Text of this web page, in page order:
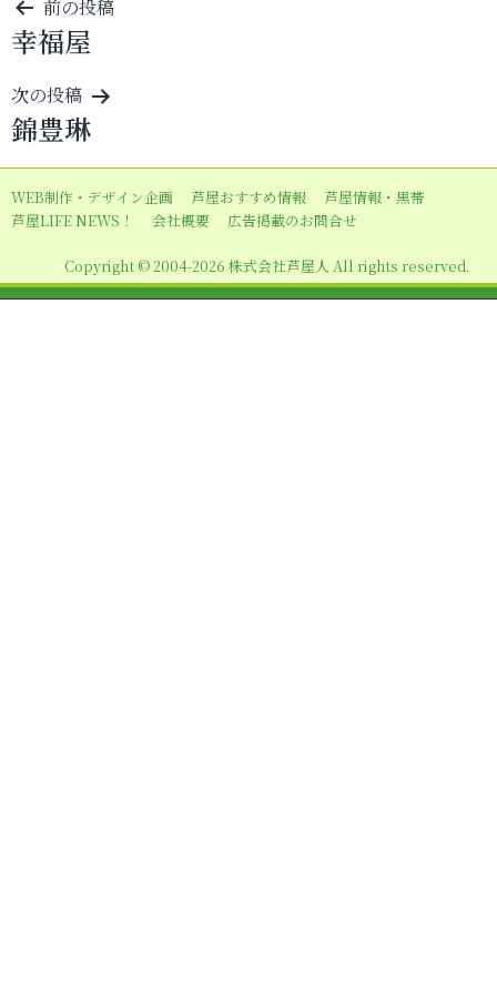
投
稿
ナ
ビ
ゲ
ー
シ
ン
前の投稿
幸福屋
次の投稿
錦豊琳
WEB制作・デザイン企画 芦屋おすすめ情報
芦屋情報・黒帯
芦屋LIFE NEWS！
会社概要 広告掲載のお問合せ
Copyright © 2004-2026 株式会社芦屋人 All rights reserved.